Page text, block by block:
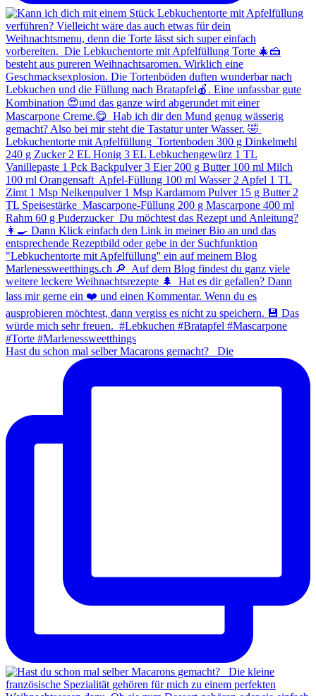
Hast du schon mal selber Macarons gemacht? ⁠ ⁠ Die